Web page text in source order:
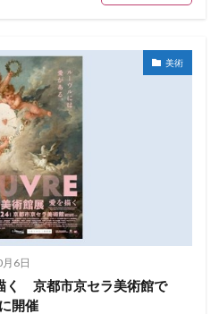
美術
6日
く 京都市京セラ美術館で
開催